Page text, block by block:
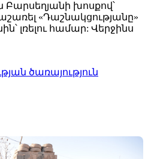
Բարսեղյանի խոսքով՝
«Դաշնակցությանը»
լռելու համար: Վերջինս
ծառայություն